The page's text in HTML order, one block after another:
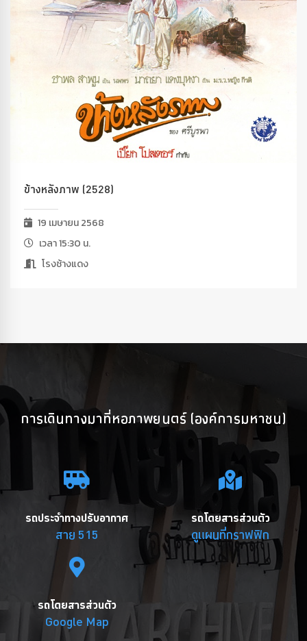
ข้างหลังภาพ (2528)
19 เมษายน 2568
เวลา 15:30 น.
โรงช้างแดง
การเดินทางมาที่หอภาพยนตร์ (องค์การมหาชน)
รถประจำทางปรับอากาศ
สาย 515
รถโดยสารส่วนตัว
ดูแผนที่กราฟฟิก
รถโดยสารส่วนตัว
Google Map